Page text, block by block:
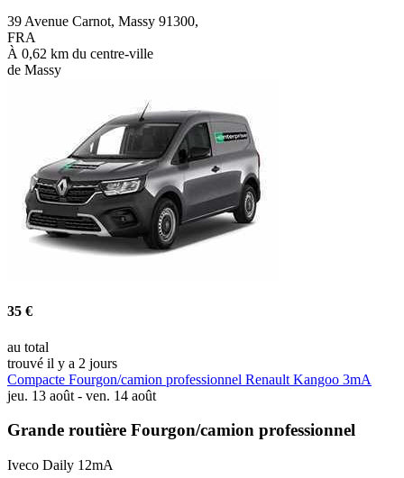
39 Avenue Carnot, Massy 91300,
FRA
À 0,62 km du centre-ville
de Massy
35 €
au total
trouvé il y a 2 jours
Compacte Fourgon/camion professionnel Renault Kangoo 3mA
jeu. 13 août - ven. 14 août
Grande routière Fourgon/camion professionnel
Iveco Daily 12mA